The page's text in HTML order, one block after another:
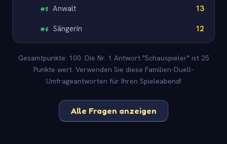
#5 Anwalt 13
#6 Sängerin 12
Gesamtpunkte: 100. Die Nr. 1 Antwort "Schauspieler" ist 25
Punkte wert. Verwenden Sie diese Familien-Duell-
Umfrageantworten für Ihren Spieleabend!
Alle Fragen anzeigen